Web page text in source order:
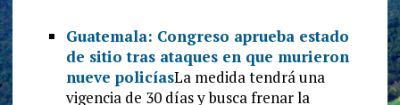
Guatemala: Congreso aprueba estado
de sitio tras ataques en que murieron
nueve policíasLa medida tendrá una
vigencia de 30 días y busca frenar la